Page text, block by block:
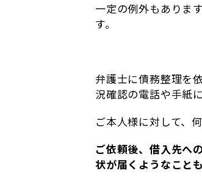
一定の例外もありま
す。
弁護士に債務整理を
況確認の電話や手紙
ご本人様に対して、
ご依頼後、借入先へ
状が届くようなこと